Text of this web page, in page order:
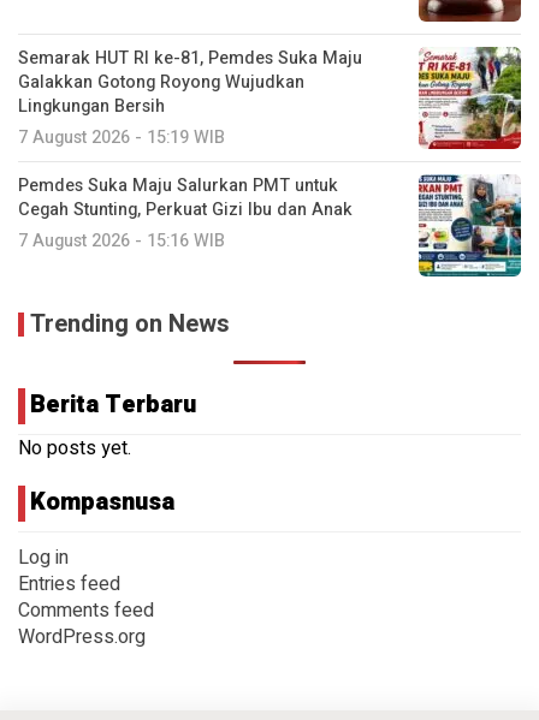
Semarak HUT RI ke-81, Pemdes Suka Maju
Galakkan Gotong Royong Wujudkan
Lingkungan Bersih
7 August 2026 - 15:19 WIB
Pemdes Suka Maju Salurkan PMT untuk
Cegah Stunting, Perkuat Gizi Ibu dan Anak
7 August 2026 - 15:16 WIB
Trending on News
Berita Terbaru
No posts yet.
Kompasnusa
Log in
Entries feed
Comments feed
WordPress.org